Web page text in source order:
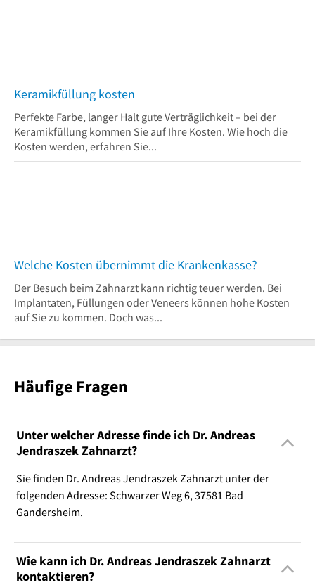
Keramikfüllung kosten
Perfekte Farbe, langer Halt gute Verträglichkeit – bei der
Keramikfüllung kommen Sie auf Ihre Kosten. Wie hoch die
Kosten werden, erfahren Sie...
Welche Kosten übernimmt die Krankenkasse?
Der Besuch beim Zahnarzt kann richtig teuer werden. Bei
Implantaten, Füllungen oder Veneers können hohe Kosten
auf Sie zu kommen. Doch was...
Häufige Fragen
Unter welcher Adresse finde ich Dr. Andreas
Jendraszek Zahnarzt?
Sie finden Dr. Andreas Jendraszek Zahnarzt unter der
folgenden Adresse: Schwarzer Weg 6, 37581 Bad
Gandersheim.
Wie kann ich Dr. Andreas Jendraszek Zahnarzt
kontaktieren?